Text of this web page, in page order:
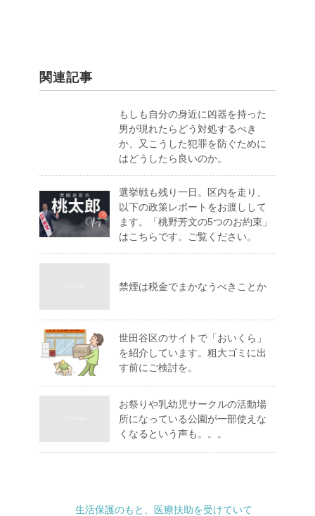
関連記事
もしも自分の身近に凶器を持った
男が現れたらどう対処するべき
か、又こうした犯罪を防ぐために
はどうしたら良いのか。
選挙戦も残り一日。区内を走り、
以下の政策レポートをお渡しして
ます。「桃野芳文の5つのお約束」
はこちらです。ご覧ください。
禁煙は税金でまかなうべきことか
世田谷区のサイトで「おいくら」
を紹介しています。粗大ゴミに出
す前にご検討を。
お祭りや乳幼児サークルの活動場
所になっている公園が一部使えな
くなるという声も。。。
生活保護のもと、医療扶助を受けていて